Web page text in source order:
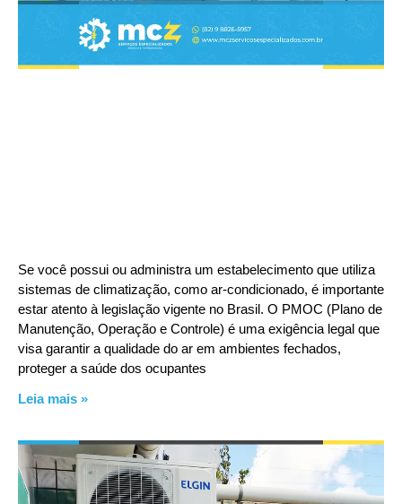
Se você possui ou administra um estabelecimento que utiliza
sistemas de climatização, como ar-condicionado, é importante
estar atento à legislação vigente no Brasil. O PMOC (Plano de
Manutenção, Operação e Controle) é uma exigência legal que
visa garantir a qualidade do ar em ambientes fechados,
proteger a saúde dos ocupantes
Leia mais »